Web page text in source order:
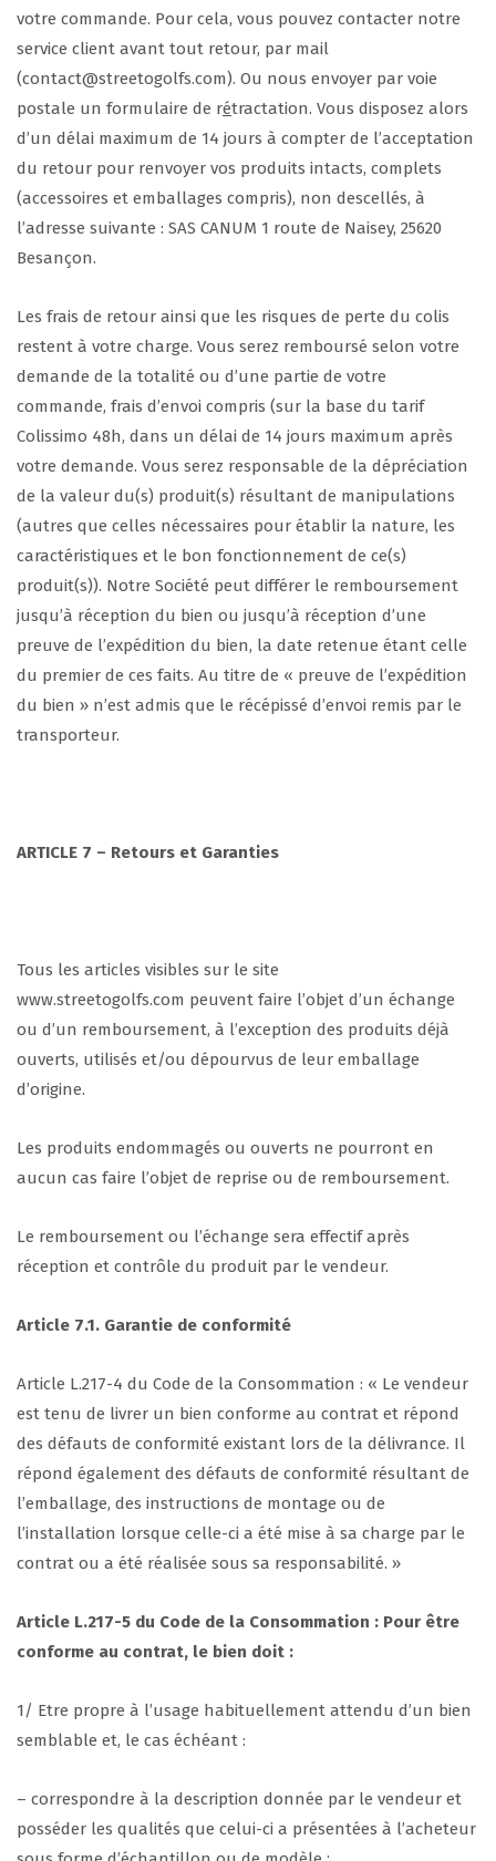
votre commande. Pour cela, vous pouvez contacter notre
service client avant tout retour, par mail
(contact@streetogolfs.com). Ou nous envoyer par voie
postale un formulaire de rétractation. Vous disposez alors
d’un délai maximum de 14 jours à compter de l’acceptation
du retour pour renvoyer vos produits intacts, complets
(accessoires et emballages compris), non descellés, à
l’adresse suivante : SAS CANUM 1 route de Naisey, 25620
Besançon.
Les frais de retour ainsi que les risques de perte du colis
restent à votre charge. Vous serez remboursé selon votre
demande de la totalité ou d’une partie de votre
commande, frais d’envoi compris (sur la base du tarif
Colissimo 48h, dans un délai de 14 jours maximum après
votre demande. Vous serez responsable de la dépréciation
de la valeur du(s) produit(s) résultant de manipulations
(autres que celles nécessaires pour établir la nature, les
caractéristiques et le bon fonctionnement de ce(s)
produit(s)). Notre Société peut différer le remboursement
jusqu’à réception du bien ou jusqu’à réception d’une
preuve de l’expédition du bien, la date retenue étant celle
du premier de ces faits. Au titre de « preuve de l’expédition
du bien » n’est admis que le récépissé d’envoi remis par le
transporteur.
ARTICLE 7 – Retours et Garanties
Tous les articles visibles sur le site
www.streetogolfs.com peuvent faire l’objet d’un échange
ou d’un remboursement, à l’exception des produits déjà
ouverts, utilisés et/ou dépourvus de leur emballage
d’origine.
Les produits endommagés ou ouverts ne pourront en
aucun cas faire l’objet de reprise ou de remboursement.
Le remboursement ou l’échange sera effectif après
réception et contrôle du produit par le vendeur.
Article 7.1. Garantie de conformité
Article L.217-4 du Code de la Consommation : « Le vendeur
est tenu de livrer un bien conforme au contrat et répond
des défauts de conformité existant lors de la délivrance. Il
répond également des défauts de conformité résultant de
l’emballage, des instructions de montage ou de
l’installation lorsque celle-ci a été mise à sa charge par le
contrat ou a été réalisée sous sa responsabilité. »
Article L.217-5 du Code de la Consommation : Pour être
conforme au contrat, le bien doit :
1/ Etre propre à l’usage habituellement attendu d’un bien
semblable et, le cas échéant :
– correspondre à la description donnée par le vendeur et
posséder les qualités que celui-ci a présentées à l’acheteur